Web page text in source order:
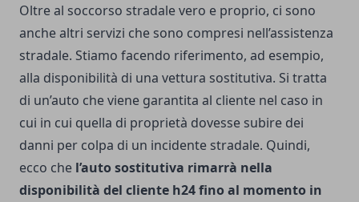
Oltre al soccorso stradale vero e proprio, ci sono
anche altri servizi che sono compresi nell’assistenza
stradale. Stiamo facendo riferimento, ad esempio,
alla disponibilità di una vettura sostitutiva. Si tratta
di un’auto che viene garantita al cliente nel caso in
cui in cui quella di proprietà dovesse subire dei
danni per colpa di un incidente stradale. Quindi,
ecco che l’auto sostitutiva rimarrà nella
disponibilità del cliente h24 fino al momento in